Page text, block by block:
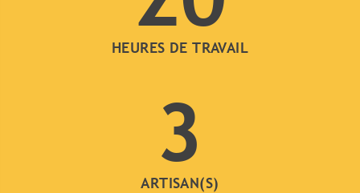
HEURES DE TRAVAIL
3
ARTISAN(S)